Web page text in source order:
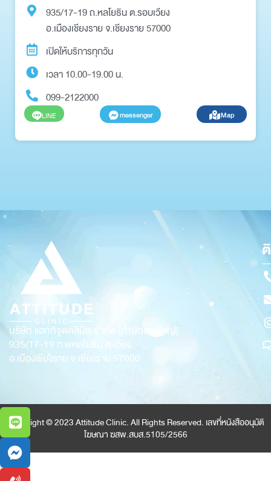
935/17-19 ถ.หลโยธิน ต.รอบเวียง
อ.เมืองเชียงราย จ.เชียงราย 57000
เปิดให้บริการทุกวัน
เวลา 10.00-19.00 น.
099-2122000
LINE messenger Map
บริษัท แอททิจูดคลินิก จำกัด (สำนักงานใหญ่)
935/17-19 ถ.พหลโยธิน ต.เวียง
อ.เมืองเชียงราย จ.เชียงราย 57000
Copyright © 2023 Attitude Clinic. All Rights Reserved. เลขที่หนังสืออนุมัติ
โฆษณา ฆสพ.สบส.5105/2566